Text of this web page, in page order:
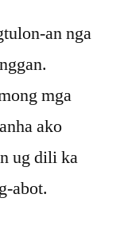
an nga
mga
ako
ug dili ka
abot.